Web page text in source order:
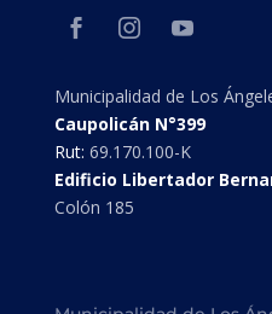
Municipalidad de Los
Caupolicán N°399
Rut: 69.170.100-K
Edificio Libertador
Colón 185